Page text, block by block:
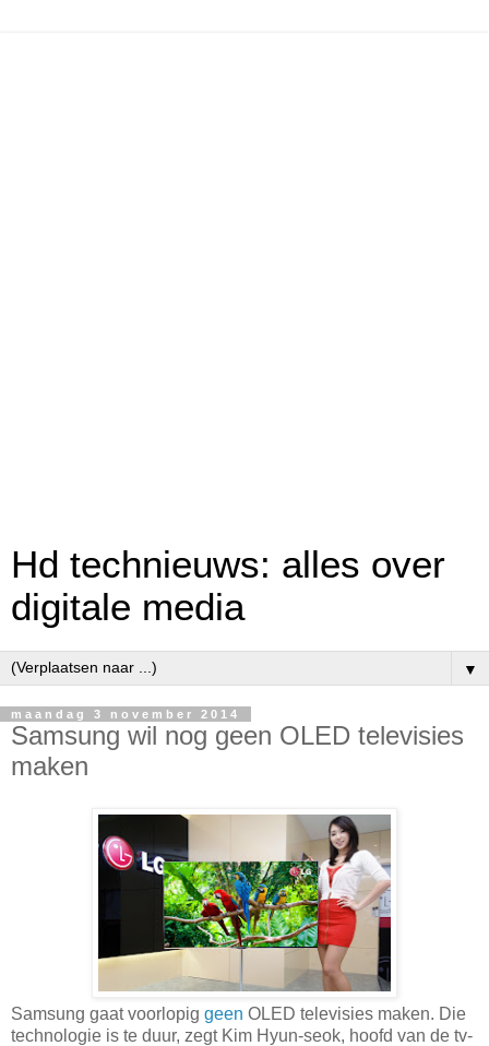
Hd technieuws: alles over
digitale media
▼
maandag 3 november 2014
Samsung wil nog geen OLED televisies
maken
Samsung gaat voorlopig geen OLED televisies maken. Die
technologie is te duur, zegt Kim Hyun-seok, hoofd van de tv-